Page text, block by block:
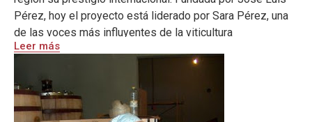
Pérez, hoy el proyecto está liderado por Sara Pérez, una
de las voces más influyentes de la viticultura
contemporánea.
auténtico, donde la tierra y la sensibilidad humana caminan
juntas.
Leer más